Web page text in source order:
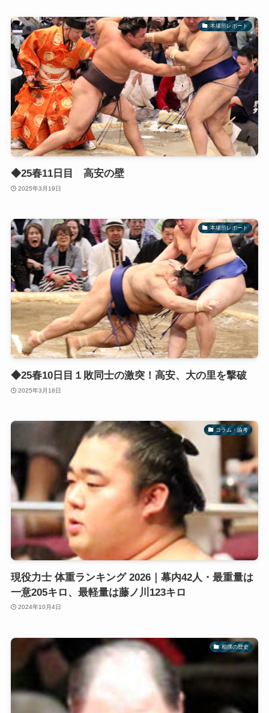
本場所レポート
◆25春11日目 高安の壁
2025年3月19日
本場所レポート
◆25春10日目１敗同士の激突！高安、大の里を撃破
2025年3月18日
コラム・論考
現役力士 体重ランキング 2026｜幕内42人・最重量は
一意205キロ、最軽量は藤ノ川123キロ
2024年10月4日
相撲の歴史